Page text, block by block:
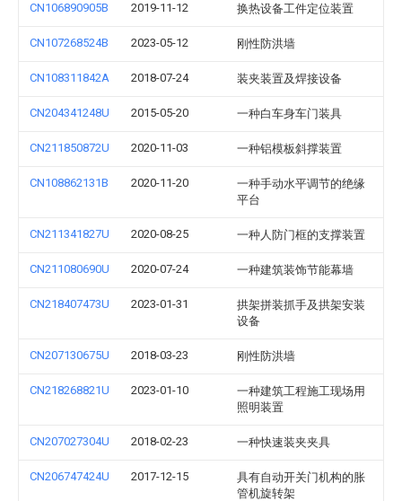
CN106890905B 2019-11-12 换热设备工件定位装置
CN107268524B 2023-05-12 刚性防洪墙
CN108311842A 2018-07-24 装夹装置及焊接设备
CN204341248U 2015-05-20 一种白车身车门装具
CN211850872U 2020-11-03 一种铝模板斜撑装置
CN108862131B 2020-11-20
一种手动水平调节的绝缘
平台
CN211341827U 2020-08-25 一种人防门框的支撑装置
CN211080690U 2020-07-24 一种建筑装饰节能幕墙
CN218407473U 2023-01-31
拱架拼装抓手及拱架安装
设备
CN207130675U 2018-03-23 刚性防洪墙
CN218268821U 2023-01-10
一种建筑工程施工现场用
照明装置
CN207027304U 2018-02-23 一种快速装夹夹具
CN206747424U 2017-12-15
具有自动开关门机构的胀
管机旋转架